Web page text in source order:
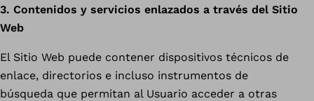
3. Contenidos y servicios enlazados a través del Sitio
Web
El Sitio Web puede contener dispositivos técnicos de
enlace, directorios e incluso instrumentos de
búsqueda que permitan al Usuario acceder a otras